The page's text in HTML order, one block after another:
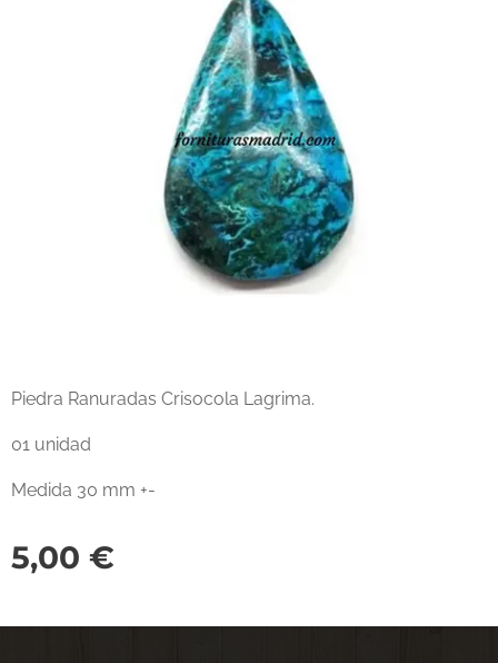
Piedra Ranuradas Crisocola Lagrima.
01 unidad
Medida 30 mm +-
5,00 €